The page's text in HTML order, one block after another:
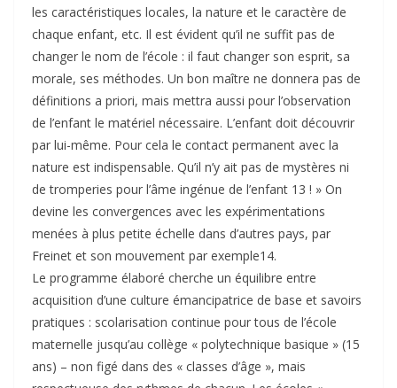
les caractéristiques locales, la nature et le caractère de
chaque enfant, etc. Il est évident qu’il ne suffit pas de
changer le nom de l’école : il faut changer son esprit, sa
morale, ses méthodes. Un bon maître ne donnera pas de
définitions a priori, mais mettra aussi pour l’observation
de l’enfant le matériel nécessaire. L’enfant doit découvrir
par lui-même. Pour cela le contact permanent avec la
nature est indispensable. Qu’il n’y ait pas de mystères ni
de tromperies pour l’âme ingénue de l’enfant 13 ! » On
devine les convergences avec les expérimentations
menées à plus petite échelle dans d’autres pays, par
Freinet et son mouvement par exemple14.
Le programme élaboré cherche un équilibre entre
acquisition d’une culture émancipatrice de base et savoirs
pratiques : scolarisation continue pour tous de l’école
maternelle jusqu’au collège « polytechnique basique » (15
ans) – non figé dans des « classes d’âge », mais